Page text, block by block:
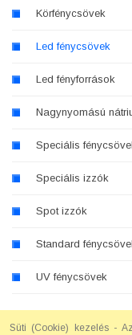
Körfénycsövek
Led fénycsövek
Led fényforrások
Nagynyomású
Speciális
Speciális izzók
Spot izzók
Standard
UV fénycsövek
Süti (Cookie) kezelés -